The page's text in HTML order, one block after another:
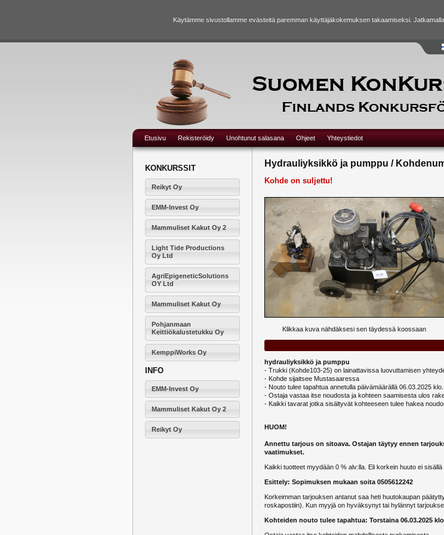
Käytämme sivustollamme evästeitä paremman käyttäjäkokemuksen takaamiseksi.
Etusivu Rekisteröidy Unohtunut salasana Ohjeet Yhteystiedot
KONKURSSIT
Reikyt Oy
EMM-Invest Oy
Mammuliset Kakut Oy 2
Light Tide Productions
Oy Ltd
AgriEpigeneticSolutions
OY Ltd
Mammuliset Kakut Oy
Pohjanmaan
Keittiökalustetukku Oy
KemppiWorks Oy
INFO
EMM-Invest Oy
Mammuliset Kakut Oy 2
Reikyt Oy
Hydrauliyksikkö ja pumppu /
Kohde on suljettu!
Klikkaa kuva nähdäksesi sen täydessä koossaan
hydrauliyksikkö ja pumppu
- Trukki (Kohde103-25) on lainattavissa luovuttamisen
- Kohde sijaitsee Mustasaaressa
- Nouto tulee tapahtua annetulla päivämäärällä 06.03.2025
- Ostaja vastaa itse noudosta ja kohteen saamisesta ulos
- Kaikki tavarat jotka sisältyvät kohteeseen tulee hakea
HUOM!
Annettu tarjous on sitoava. Ostajan täytyy ennen
vaatimukset.
Kaikki tuotteet myydään 0 % alv:lla. Eli korkein huuto ei sisällä
Esittely: Sopimuksen mukaan soita 0505612242
Korkeimman tarjouksen antanut saa heti huutokaupan
roskapostiin). Kun myyjä on hyväksynyt tai hylännyt
Kohteiden nouto tulee tapahtua: Torstaina 06.03.2025